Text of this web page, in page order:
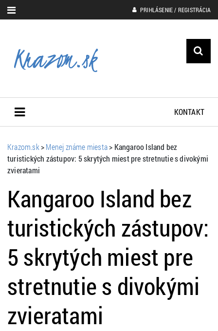
PRIHLÁSENIE / REGISTRÁCIA
KONTAKT
Krazom.sk>Menej známe miesta> Kangaroo Island bez
turistických zástupov: 5 skrytých miest pre stretnutie s divokými
zvieratami
Kangaroo Island bez
turistických zástupov:
5 skrytých miest pre
stretnutie s divokými
zvieratami